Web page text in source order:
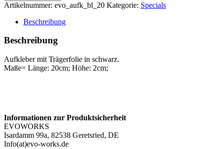
(schwarz,
20cm
Menge
Artikelnummer: evo_aufk_bl_20 Kategorie: Specials
Beschreibung
Beschreibung
Aufkleber mit Trägerfolie in schwarz.
Maße= Länge: 20cm; Höhe: 2cm;
Informationen zur Produktsicherheit
EVOWORKS
Isardamm 99a, 82538 Geretsried, DE
Info(at)evo-works.de